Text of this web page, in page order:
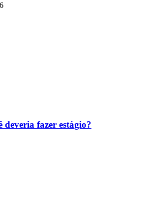
deveria fazer estágio?